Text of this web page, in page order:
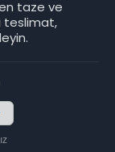
taze ve
teslimat,